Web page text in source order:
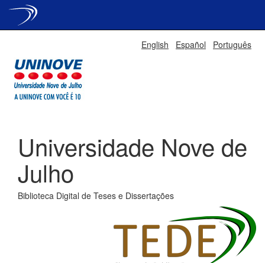
English Español Português
Universidade Nove de
Julho
Biblioteca Digital de Teses e Dissertações